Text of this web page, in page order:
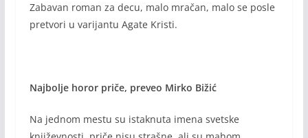
Zabavan roman za decu, malo mračan, malo se posle
pretvori u varijantu Agate Kristi.
Najbolje horor priče, preveo Mirko Bižić
Na jednom mestu su istaknuta imena svetske